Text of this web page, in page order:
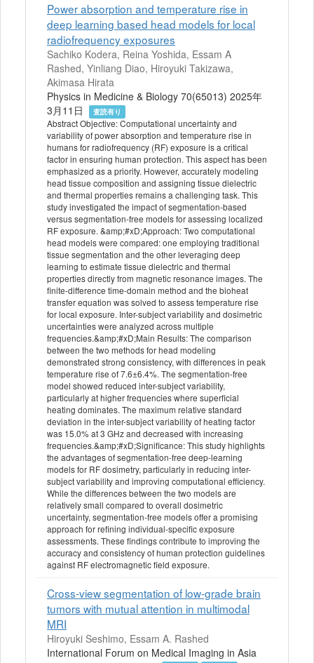
Power absorption and temperature rise in
deep learning based head models for local
radiofrequency exposures
Sachiko Kodera, Reina Yoshida, Essam A
Rashed, Yinliang Diao, Hiroyuki Takizawa,
Akimasa Hirata
Physics in Medicine & Biology 70(65013) 2025年
3月11日
査読有り
Abstract Objective: Computational uncertainty and
variability of power absorption and temperature rise in
humans for radiofrequency (RF) exposure is a critical
factor in ensuring human protection. This aspect has been
emphasized as a priority. However, accurately modeling
head tissue composition and assigning tissue dielectric
and thermal properties remains a challenging task. This
study investigated the impact of segmentation-based
versus segmentation-free models for assessing localized
RF exposure. &amp;#xD;Approach: Two computational
head models were compared: one employing traditional
tissue segmentation and the other leveraging deep
learning to estimate tissue dielectric and thermal
properties directly from magnetic resonance images. The
finite-difference time-domain method and the bioheat
transfer equation was solved to assess temperature rise
for local exposure. Inter-subject variability and dosimetric
uncertainties were analyzed across multiple
frequencies.&amp;#xD;Main Results: The comparison
between the two methods for head modeling
demonstrated strong consistency, with differences in peak
temperature rise of 7.6±6.4%. The segmentation-free
model showed reduced inter-subject variability,
particularly at higher frequencies where superficial
heating dominates. The maximum relative standard
deviation in the inter-subject variability of heating factor
was 15.0% at 3 GHz and decreased with increasing
frequencies.&amp;#xD;Significance: This study highlights
the advantages of segmentation-free deep-learning
models for RF dosimetry, particularly in reducing inter-
subject variability and improving computational efficiency.
While the differences between the two models are
relatively small compared to overall dosimetric
uncertainty, segmentation-free models offer a promising
approach for refining individual-specific exposure
assessments. These findings contribute to improving the
accuracy and consistency of human protection guidelines
against RF electromagnetic field exposure.
Cross-view segmentation of low-grade brain
tumors with mutual attention in multimodal
MRI
Hiroyuki Seshimo, Essam A. Rashed
International Forum on Medical Imaging in Asia